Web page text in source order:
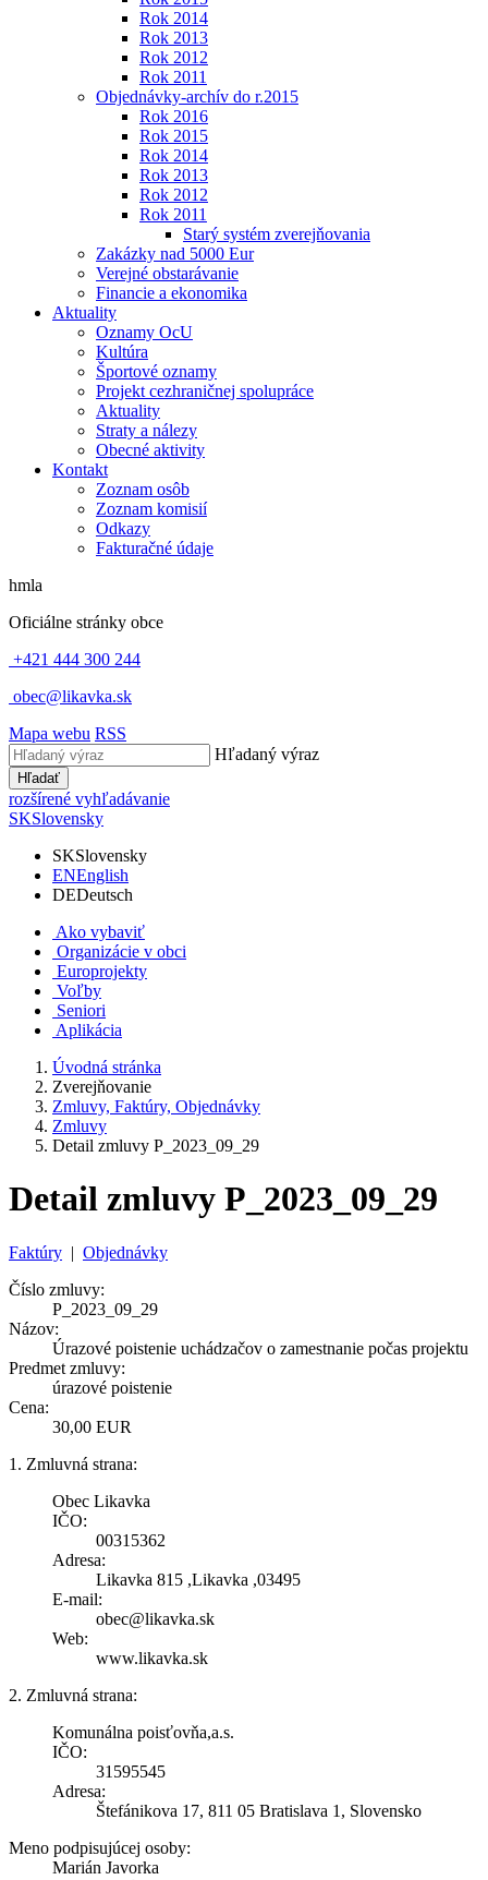
Rok 2014
Rok 2013
Rok 2012
Rok 2011
Objednávky-archív do r.2015
Rok 2016
Rok 2015
Rok 2014
Rok 2013
Rok 2012
Rok 2011
Starý systém zverejňovania
Zakázky nad 5000 Eur
Verejné obstarávanie
Financie a ekonomika
Aktuality
Oznamy OcU
Kultúra
Športové oznamy
Projekt cezhraničnej spolupráce
Aktuality
Straty a nálezy
Obecné aktivity
Kontakt
Zoznam osôb
Zoznam komisií
Odkazy
Fakturačné údaje
hmla
Oficiálne stránky obce
+421 444 300 244
obec@likavka.sk
Mapa webu RSS
Hľadaný výraz
Hľadať
rozšírené vyhľadávanie
SKSlovensky
SKSlovensky
ENEnglish
DEDeutsch
Ako vybaviť
Organizácie v obci
Europrojekty
Voľby
Seniori
Aplikácia
Úvodná stránka
Zverejňovanie
Zmluvy, Faktúry, Objednávky
Zmluvy
Detail zmluvy P_2023_09_29
Detail zmluvy P_2023_09_29
Faktúry | Objednávky
Číslo zmluvy:
P_2023_09_29
Názov:
Úrazové poistenie uchádzačov o zamestnanie počas projektu
Predmet zmluvy:
úrazové poistenie
Cena:
30,00 EUR
1. Zmluvná strana:
Obec Likavka
IČO:
00315362
Adresa:
Likavka 815 ,Likavka ,03495
E-mail:
obec@likavka.sk
Web:
www.likavka.sk
2. Zmluvná strana:
Komunálna poisťovňa,a.s.
IČO:
31595545
Adresa:
Štefánikova 17, 811 05 Bratislava 1, Slovensko
Meno podpisujúcej osoby:
Marián Javorka